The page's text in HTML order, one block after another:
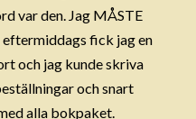
var den. Jag MÅSTE
eftermiddags fick jag en
och jag kunde skriva
och snart
alla bokpaket.